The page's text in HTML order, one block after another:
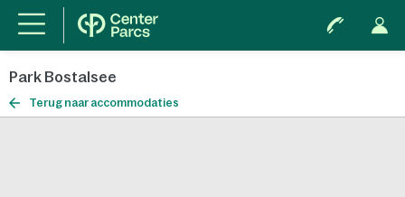
Park Bostalsee
Terug naar accommodaties